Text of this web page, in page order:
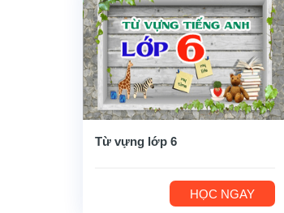
Từ vựng lớp 6
HỌC NGAY